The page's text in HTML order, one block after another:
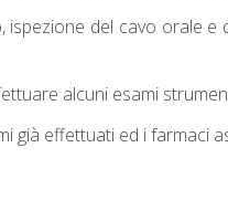
del cavo orale e
alcuni esami
già effettuati ed i farmaci